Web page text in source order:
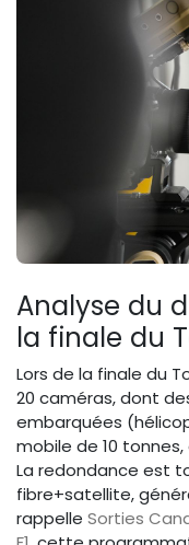
Analyse du
la finale du
Lors de la finale du
20 caméras, dont
embarquées
mobile de 10
La redondance est
fibre+satellite,
rappelle Sorties